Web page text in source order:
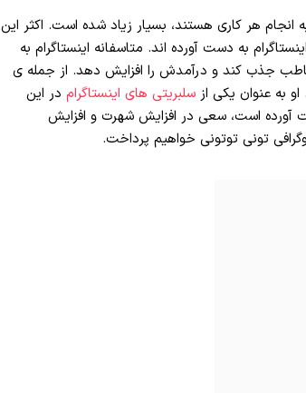
انجام هر کاری هستند، بسیار زیاد شده است. اکثر این
به دست آورده اند. متاسفانه اینستاگرام به
جذب کند و درآمدش را افزایش دهد. از جمله ی
او به عنوان یکی ازسلبریتی های اینستاگرام در این
آورده است، سعی در افزایش شهرت و افزایش
تونی توتونی خواهیم پرداخت.